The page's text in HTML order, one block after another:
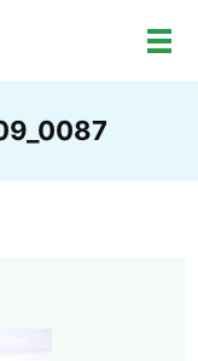
メ